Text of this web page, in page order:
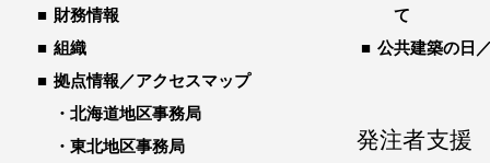
財務情報
組織
拠点情報／アクセスマップ
北海道地区事務局
東北地区事務局
て
公共建築の日
発注者支援